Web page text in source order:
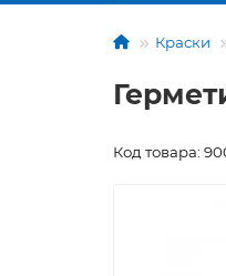
Краски
Код товара: